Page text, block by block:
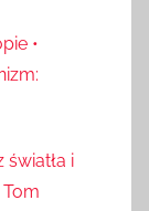
•
i
Tom